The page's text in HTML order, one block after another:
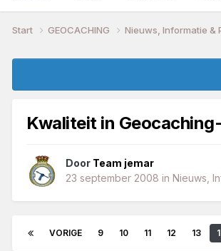
Start GEOCACHING Nieuws, Informatie &
Kwaliteit in
Door Team jemar
23 september 2008 in Nieuws,
VORIGE 9 10 11 12 13